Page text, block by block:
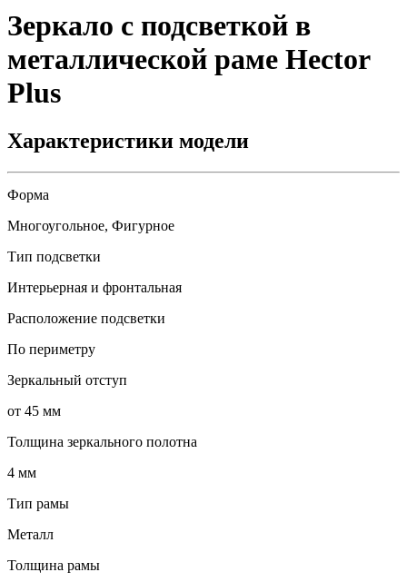
Зеркало с подсветкой в
металлической раме Hector
Plus
Характеристики модели
Форма
Многоугольное, Фигурное
Тип подсветки
Интерьерная и фронтальная
Расположение подсветки
По периметру
Зеркальный отступ
от 45 мм
Толщина зеркального полотна
4 мм
Тип рамы
Металл
Толщина рамы